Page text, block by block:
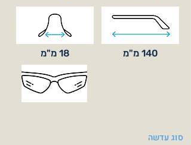
18 מ"מ 140 מ"מ
סוג עדשה